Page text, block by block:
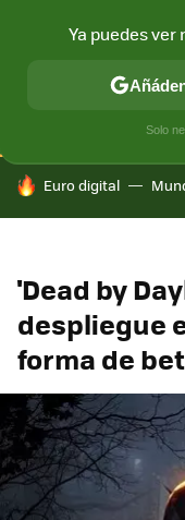
CONECTIVIDAD
HOY SE HABLA DE
Euro digital
'Dead by
despliegue
forma de
Ya puedes ver
Solo